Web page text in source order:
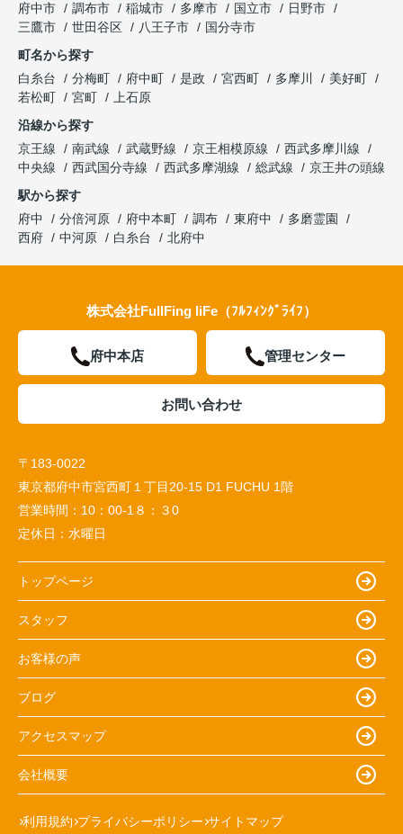
府中市
調布市 稲城市 多摩市 国立市
日野市
三鷹市
世田谷区 八王子市
国分寺市
町名から探す
白糸台
分梅町 府中町 是政 宮西町 多摩川
美好町
若松町
宮町
上石原
沿線から探す
京王線
南武線 武蔵野線 京王相模原線
西武多摩川線
中央線
西武国分寺線 西武多摩湖線 総武線
京王井の頭線
駅から探す
府中
分倍河原 府中本町 調布 東府中
多磨霊園
西府
中河原 白糸台 北府中
株式会社FullFing liFe（ﾌﾙﾌｨﾝｸﾞﾗｲﾌ）
府中本店 管理センター
お問い合わせ
〒183-0022
東京都府中市宮西町１丁目20-15 D1 FUCHU 1階
営業時間： 10：00-1８：３0
定休日： 水曜日
トップページ
スタッフ
お客様の声
ブログ
アクセスマップ
会社概要
利用規約 プライバシーポリシー サイトマップ